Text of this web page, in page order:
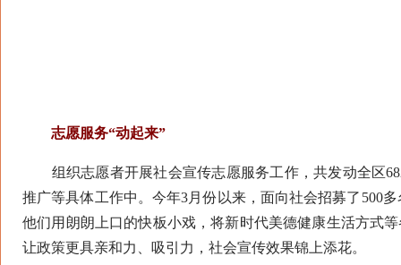
志愿服务“动起来”
组织志愿者开展社会宣传志愿服务工作，共发动全区
推广等具体工作中。今年3月份以来，面向社会招募了500
他们用朗朗上口的快板小戏，将新时代美德健康生活方式
让政策更具亲和力、吸引力，社会宣传效果锦上添花。